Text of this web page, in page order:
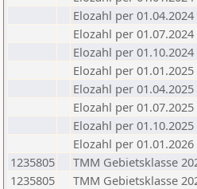
Elozahl per 01.04.2024
Elozahl per 01.07.2024
Elozahl per 01.10.2024
Elozahl per 01.01.2025
Elozahl per 01.04.2025
Elozahl per 01.07.2025
Elozahl per 01.10.2025
Elozahl per 01.01.2026
1235805
TMM Gebietsklasse
1235805
TMM Gebietsklasse